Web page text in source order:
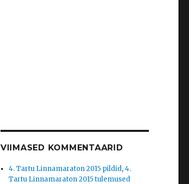
VIIMASED KOMMENTAARID
4. Tartu Linnamaraton 2015 pildid,4.
Tartu Linnamaraton 2015 tulemused